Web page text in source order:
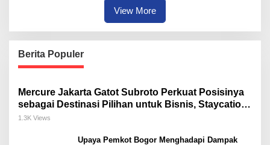
View More
Berita Populer
Mercure Jakarta Gatot Subroto Perkuat Posisinya
sebagai Destinasi Pilihan untuk Bisnis, Staycation,
Meeting, dan Kuliner di Jakarta Selatan
1.3K Views
Upaya Pemkot Bogor Menghadapi Dampak